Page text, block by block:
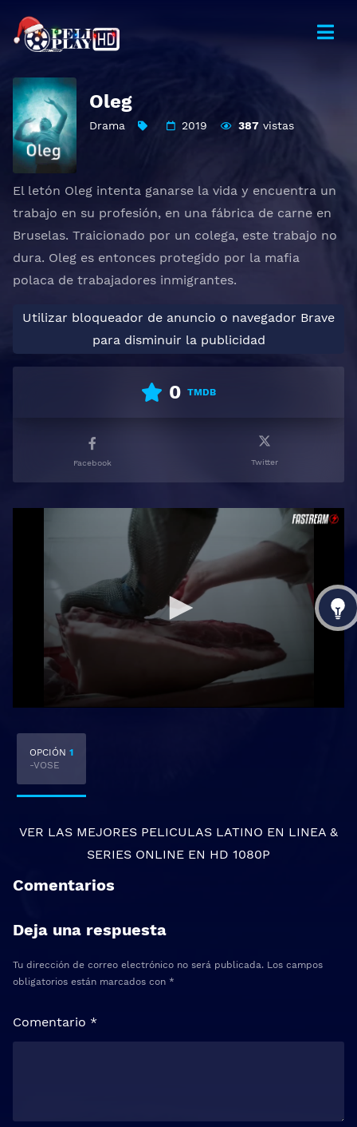
Oleg
Drama 2019 387vistas
El letón Oleg intenta ganarse la vida y encuentra un
trabajo en su profesión, en una fábrica de carne en
Bruselas. Traicionado por un colega, este trabajo no
dura. Oleg es entonces protegido por la mafia
polaca de trabajadores inmigrantes.
Utilizar bloqueador de anuncio o navegador Brave
para disminuir la publicidad
0 TMDB
Facebook Twitter
OPCIÓN 1
-VOSE
VER LAS MEJORES PELICULAS LATINO EN LINEA &
SERIES ONLINE EN HD 1080P
Comentarios
Deja una respuesta
Tu dirección de correo electrónico no será publicada. Los campos
obligatorios están marcados con *
Comentario *